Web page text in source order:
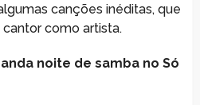
canções inéditas, que
como artista.
noite de samba no Só